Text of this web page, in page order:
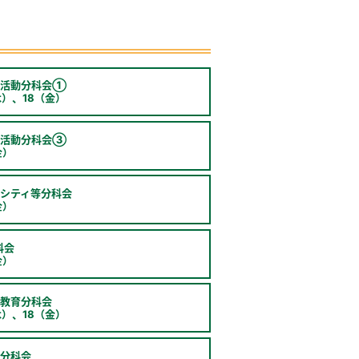
活動分科会①
、18（金）
活動分科会③
ティ等分科会
会
育分科会
、18（金）
科会